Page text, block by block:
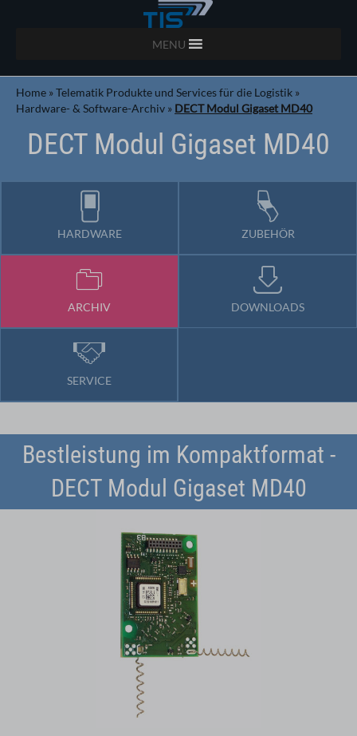
MENU
Home »Telematik Produkte und Services für die Logistik »
Hardware- & Software-Archiv » DECT Modul Gigaset MD40
DECT Modul Gigaset MD40
HARDWARE ZUBEHÖR
ARCHIV DOWNLOADS
SERVICE
Bestleistung im Kompaktformat -
DECT Modul Gigaset MD40